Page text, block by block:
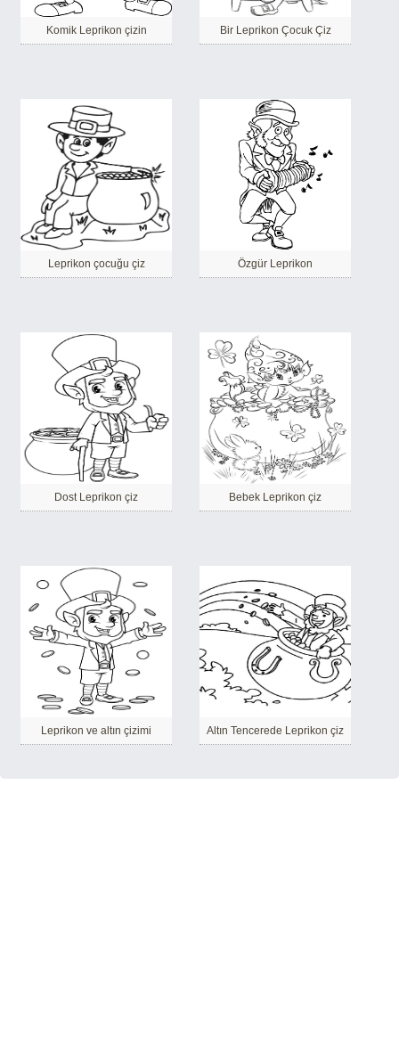
Komik Leprikon çizin Bir Leprikon Çocuk Çiz
Leprikon çocuğu çiz Özgür Leprikon
Dost Leprikon çiz Bebek Leprikon çiz
Leprikon ve altın çizimi Altın Tencerede Leprikon çiz